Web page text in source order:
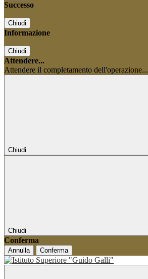
Successo
Chiudi
Informazione
Chiudi
Attendere...
Attendere il completamento dell'operazione...
Chiudi
Chiudi
Conferma
Annulla Conferma